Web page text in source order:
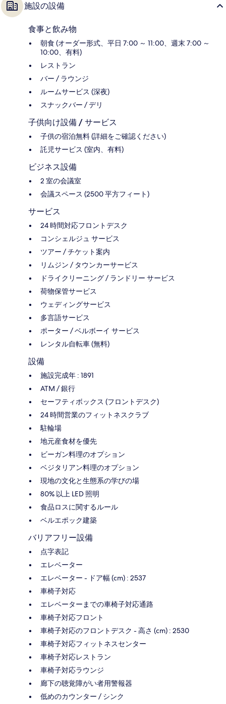
施設の設備
食事と飲み物
朝食 (オーダー形式、平日 7:00 ～ 11:00、週末 7:00 ～
10:00、有料)
レストラン
バー / ラウンジ
ルームサービス (深夜)
スナックバー / デリ
子供向け設備 / サービス
子供の宿泊無料 (詳細をご確認ください)
託児サービス (室内、有料)
ビジネス設備
2 室の会議室
会議スペース (2500 平方フィート)
サービス
24 時間対応フロントデスク
コンシェルジュ サービス
ツアー / チケット案内
リムジン / タウンカーサービス
ドライクリーニング / ランドリー サービス
荷物保管サービス
ウェディングサービス
多言語サービス
ポーター / ベルボーイ サービス
レンタル自転車 (無料)
設備
施設完成年 : 1891
ATM / 銀行
セーフティボックス (フロントデスク)
24 時間営業のフィットネスクラブ
駐輪場
地元産食材を優先
ビーガン料理のオプション
ベジタリアン料理のオプション
現地の文化と生態系の学びの場
80% 以上 LED 照明
食品ロスに関するルール
ベルエポック建築
バリアフリー設備
点字表記
エレベーター
エレベーター - ドア幅 (cm) : 2537
車椅子対応
エレベーターまでの車椅子対応通路
車椅子対応フロント
車椅子対応のフロントデスク - 高さ (cm) : 2530
車椅子対応フィットネスセンター
車椅子対応レストラン
車椅子対応ラウンジ
廊下の聴覚障がい者用警報器
低めのカウンター / シンク